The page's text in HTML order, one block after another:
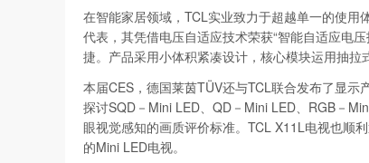
在智能家居领域，TCL实业致力于超越单一的使
代表，其凭借电压自适应技术荣获“智能自适应电
捷。产品采用小体积紧凑设计，核心模块运用抽拉
本届CES，德国莱茵TÜV还与TCL联合发布了显
探讨SQD－Mini LED、QD－Mini LED、RGB－
眼视觉感知的画质评价标准。TCL X11L电视也顺
的Mini LED电视。